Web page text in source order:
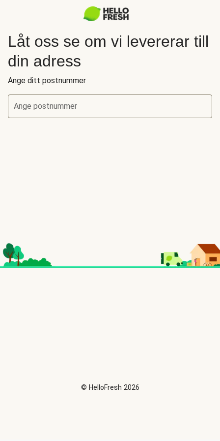
Låt oss se om vi levererar till
din adress
Ange ditt postnummer
Ange postnummer
© HelloFresh 2026